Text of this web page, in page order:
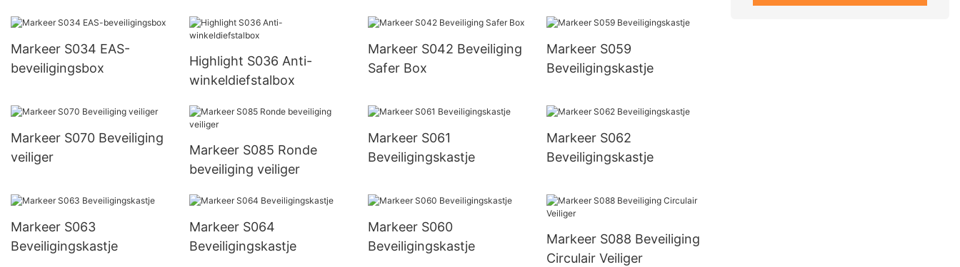
Markeer S034 EAS-
beveiligingsbox
Highlight S036 Anti-
winkeldiefstalbox
Markeer S042 Beveiliging
Safer Box
Markeer S059
Beveiligingskastje
Markeer S070 Beveiliging
veiliger
Markeer S085 Ronde
beveiliging veiliger
Markeer S061
Beveiligingskastje
Markeer S062
Beveiligingskastje
Markeer S063
Beveiligingskastje
Markeer S064
Beveiligingskastje
Markeer S060
Beveiligingskastje
Markeer S088 Beveiliging
Circulair Veiliger